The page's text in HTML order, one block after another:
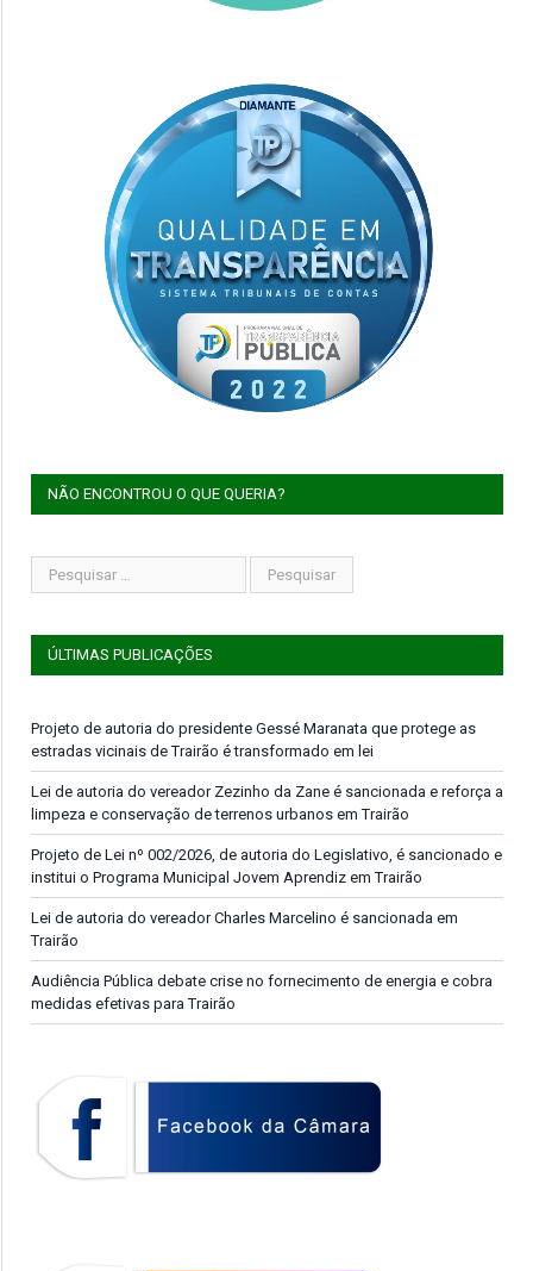
NÃO ENCONTROU O QUE QUERIA?
ÚLTIMAS PUBLICAÇÕES
Projeto de autoria do presidente Gessé Maranata que protege as
estradas vicinais de Trairão é transformado em lei
Lei de autoria do vereador Zezinho da Zane é sancionada e reforça a
limpeza e conservação de terrenos urbanos em Trairão
Projeto de Lei nº 002/2026, de autoria do Legislativo, é sancionado e
institui o Programa Municipal Jovem Aprendiz em Trairão
Lei de autoria do vereador Charles Marcelino é sancionada em
Trairão
Audiência Pública debate crise no fornecimento de energia e cobra
medidas efetivas para Trairão